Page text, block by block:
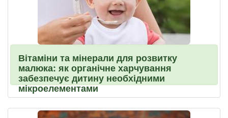
Вітаміни та мінерали для розвитку
малюка: як органічне харчування
забезпечує дитину необхідними
мікроелементами